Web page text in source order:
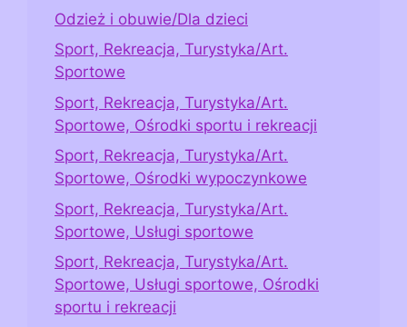
Odzież i obuwie/Dla dzieci
Sport, Rekreacja, Turystyka/Art.
Sportowe
Sport, Rekreacja, Turystyka/Art.
Sportowe, Ośrodki sportu i rekreacji
Sport, Rekreacja, Turystyka/Art.
Sportowe, Ośrodki wypoczynkowe
Sport, Rekreacja, Turystyka/Art.
Sportowe, Usługi sportowe
Sport, Rekreacja, Turystyka/Art.
Sportowe, Usługi sportowe, Ośrodki
sportu i rekreacji